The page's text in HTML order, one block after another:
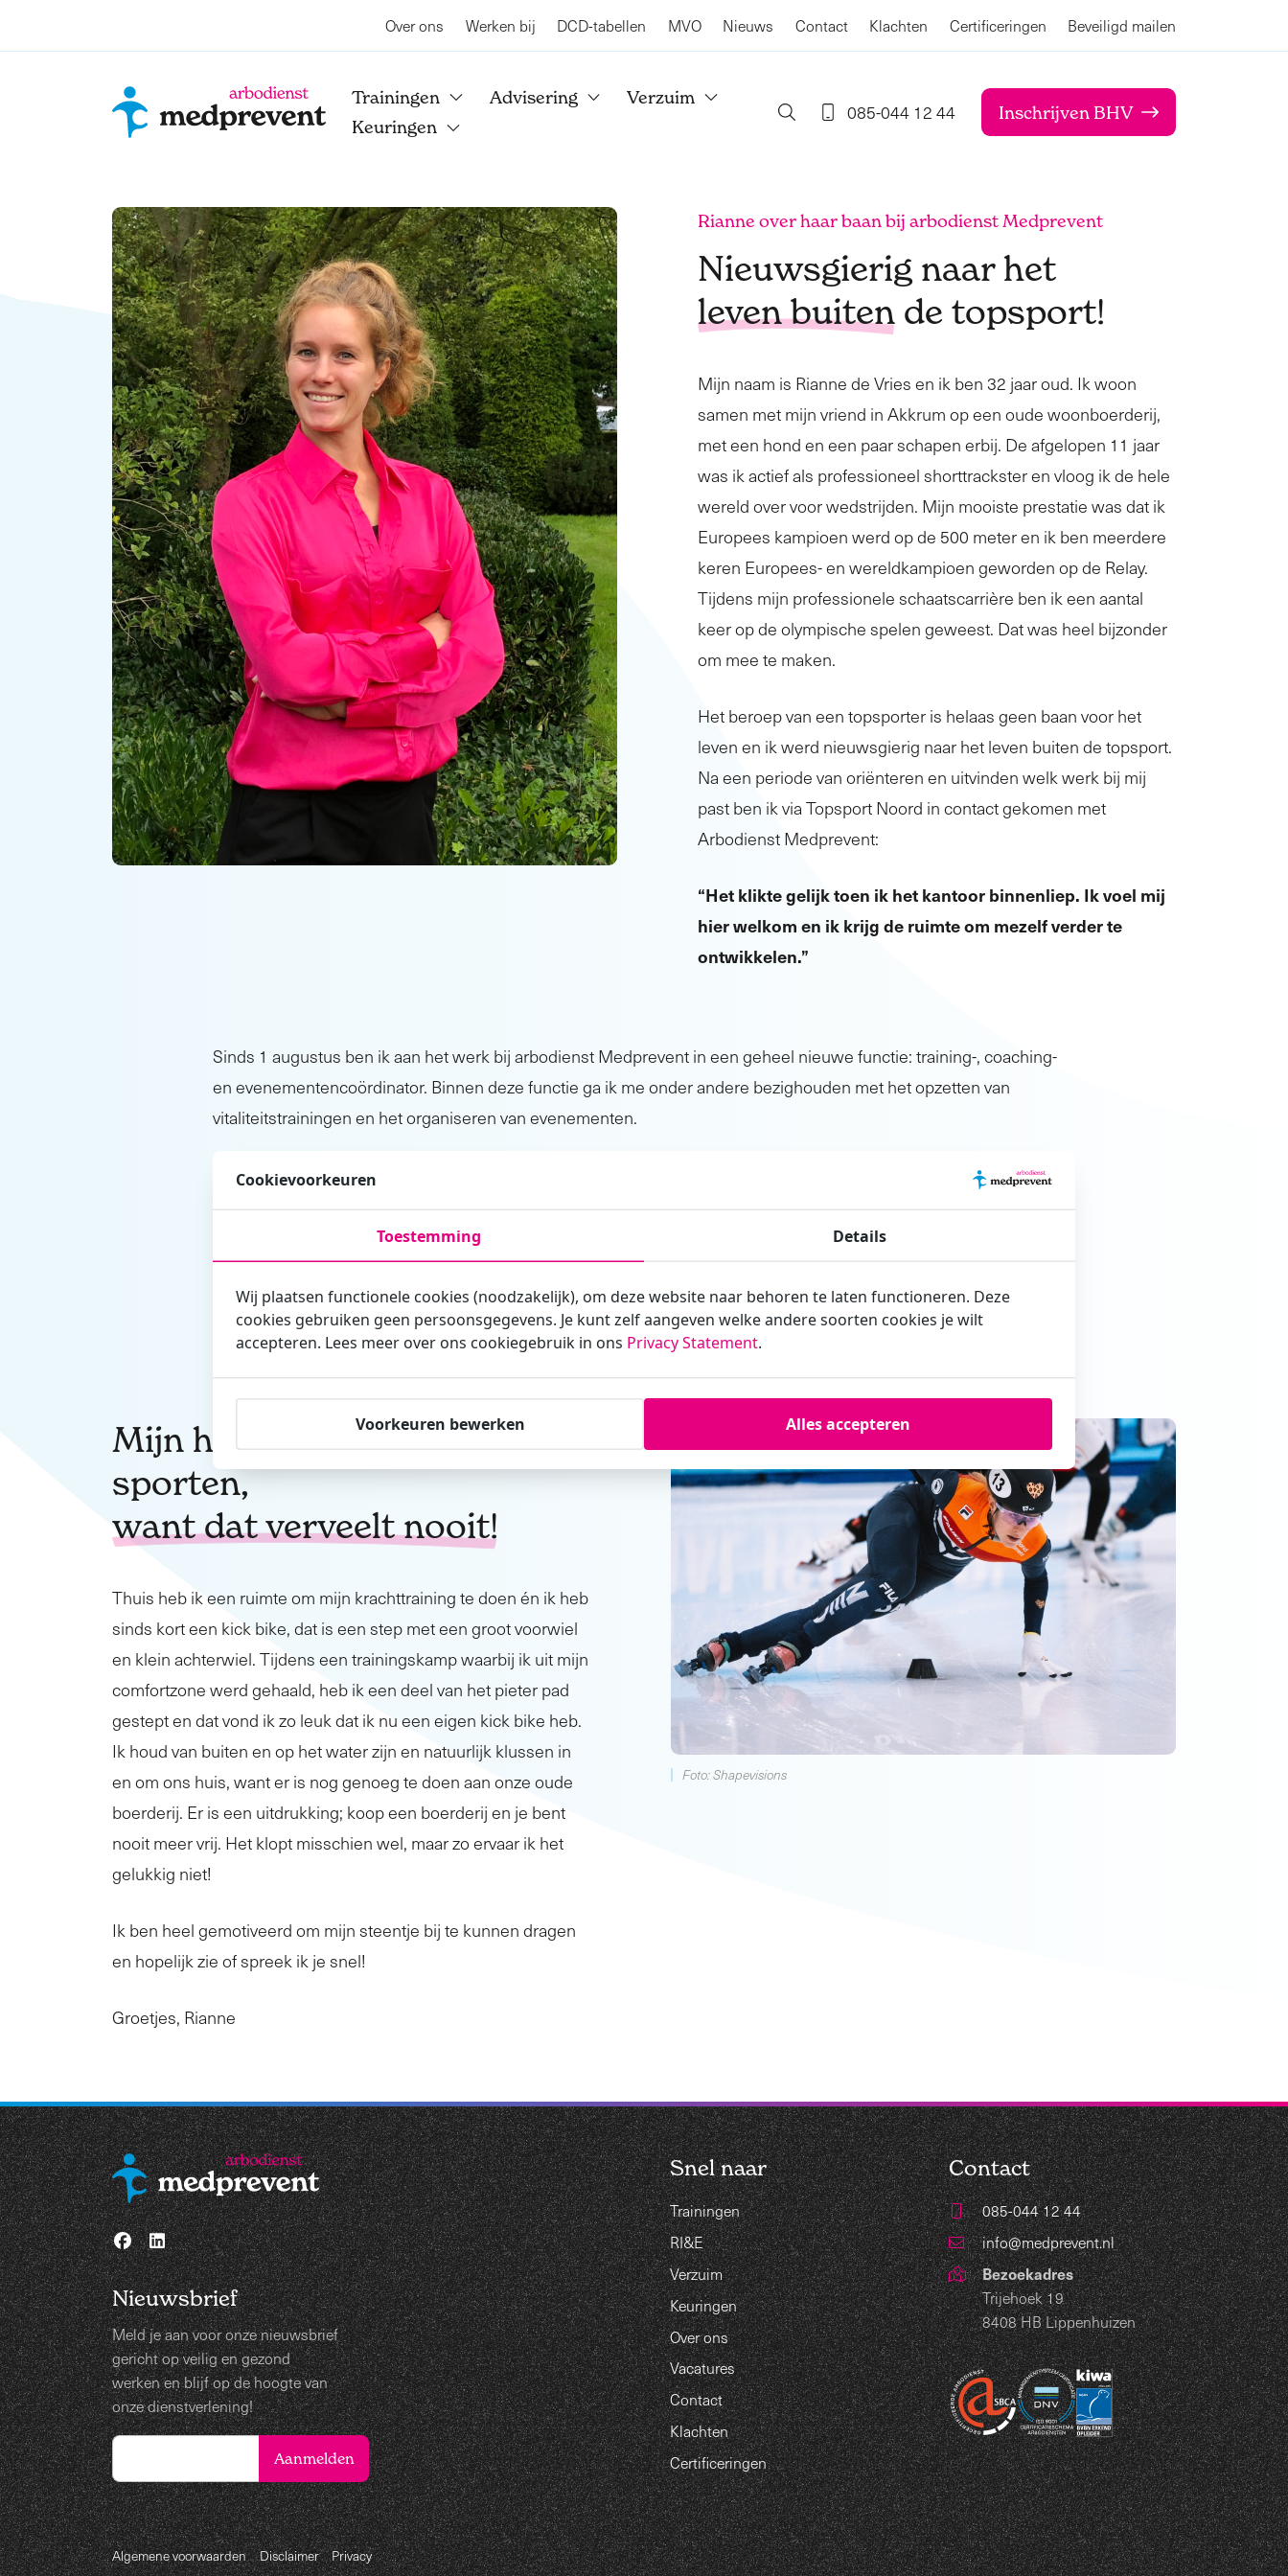
Over ons Werken bij DCD-tabellen MVO Nieuws Contact Klachten Certificeringen Beveiligd mailen
Trainingen Advisering
Verzuim
Keuringen
085-044 12 44 Inschrijven BHV
Rianne over haar baan bij arbodienst Medprevent
Nieuwsgierig naar het
leven buitende topsport!
Mijn naam is Rianne de Vries en ik ben 32 jaar oud. Ik woon
samen met mijn vriend in Akkrum op een oude woonboerderij,
met een hond en een paar schapen erbij. De afgelopen 11 jaar
was ik actief als professioneel shorttrackster en vloog ik de hele
wereld over voor wedstrijden. Mijn mooiste prestatie was dat ik
Europees kampioen werd op de 500 meter en ik ben meerdere
keren Europees- en wereldkampioen geworden op de Relay.
Tijdens mijn professionele schaatscarrière ben ik een aantal
keer op de olympische spelen geweest. Dat was heel bijzonder
om mee te maken.
Het beroep van een topsporter is helaas geen baan voor het
leven en ik werd nieuwsgierig naar het leven buiten de topsport.
Na een periode van oriënteren en uitvinden welk werk bij mij
past ben ik via Topsport Noord in contact gekomen met
Arbodienst Medprevent:
“Het klikte gelijk toen ik het kantoor binnenliep. Ik voel mij
hier welkom en ik krijg de ruimte om mezelf verder te
ontwikkelen.”
Sinds 1 augustus ben ik aan het werk bij arbodienst Medprevent in een geheel nieuwe functie: training-, coaching-
en evenementencoördinator. Binnen deze functie ga ik me onder andere bezighouden met het opzetten van
vitaliteitstrainingen en het organiseren van evenementen.
“De ervaringen die ik heb opgedaan in de topsport wil ik graag inzetten tijdens mijn werk!”
Naast mijn baan bij arbodienst Medprevent ben ik onderdeel van het begeleidingsteam van de langebaanploeg
Development Team Fryslân. Hierbij heb ik een coachende rol en krijg ik de mogelijkheid om mijn kennis en
mijn nieuwe functie, mijn ervaringen met het coachen van de schaatsploeg zijn ook toe te passen in het
bedrijfsleven.
Foto: Shapevisions
Mijn hobby is nog steeds
sporten,
want dat verveelt nooit!
Thuis heb ik een ruimte om mijn krachttraining te doen én ik heb
sinds kort een kick bike, dat is een step met een groot voorwiel
en klein achterwiel. Tijdens een trainingskamp waarbij ik uit mijn
comfortzone werd gehaald, heb ik een deel van het pieter pad
gestept en dat vond ik zo leuk dat ik nu een eigen kick bike heb.
Ik houd van buiten en op het water zijn en natuurlijk klussen in
en om ons huis, want er is nog genoeg te doen aan onze oude
boerderij. Er is een uitdrukking; koop een boerderij en je bent
nooit meer vrij. Het klopt misschien wel, maar zo ervaar ik het
gelukkig niet!
Ik ben heel gemotiveerd om mijn steentje bij te kunnen dragen
en hopelijk zie of spreek ik je snel!
Groetjes, Rianne
Nieuwsbrief
Meld je aan voor onze nieuwsbrief
gericht op veilig en gezond
werken en blijf op de hoogte van
onze dienstverlening!
Snel naar
Trainingen
RI&E
Verzuim
Keuringen
Over ons
Vacatures
Contact
Klachten
Certificeringen
Contact
085-044 12 44
info@medprevent.nl
Bezoekadres
Trijehoek 19
8408 HB Lippenhuizen
Algemene voorwaarden Disclaimer Privacy
Cookievoorkeuren
Toestemming Details
Wij plaatsen functionele cookies (noodzakelijk), om deze website naar behoren te laten functioneren. Deze
cookies gebruiken geen persoonsgegevens. Je kunt zelf aangeven welke andere soorten cookies je wilt
accepteren. Lees meer over ons cookiegebruik in ons Privacy Statement.
Voorkeuren bewerken Alles accepteren